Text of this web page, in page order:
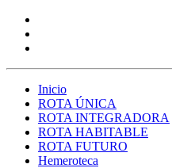
Inicio
ROTA ÚNICA
ROTA INTEGRADORA
ROTA HABITABLE
ROTA FUTURO
Hemeroteca